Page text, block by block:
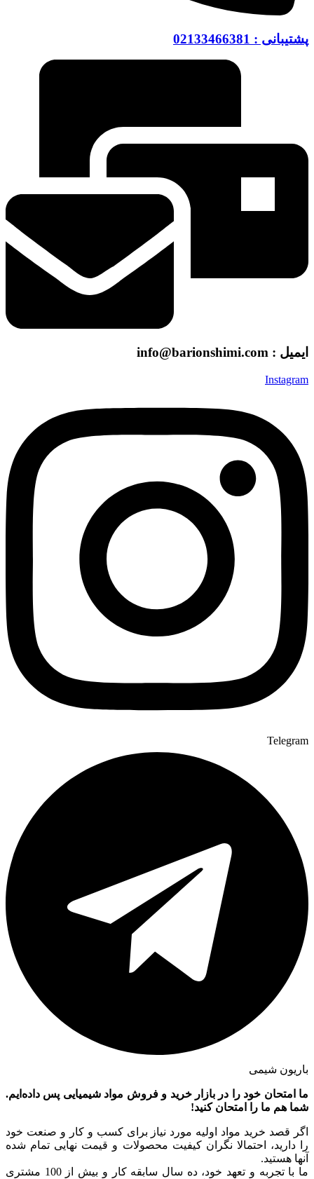
پشتیبانی : 02133466381
ایمیل : info@barionshimi.com
Instagram
Telegram
باریون شیمی
ما امتحان خود را در بازار خرید و فروش مواد شیمیایی پس داده‌ایم.
شما هم ما را امتحان کنید!
اگر قصد خرید مواد اولیه مورد نیاز برای کسب و کار و صنعت خود
را دارید، احتمالا نگران کیفیت محصولات و قیمت نهایی تمام شده
آنها هستید.
ما با تجربه و تعهد خود، ده سال سابقه کار و بیش از 100 مشتری